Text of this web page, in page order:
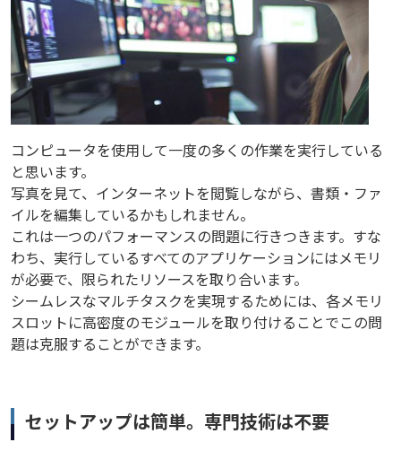
コンピュータを使用して一度の多くの作業を実行している
と思います。
写真を見て、インターネットを閲覧しながら、書類・ファ
イルを編集しているかもしれません。
これは一つのパフォーマンスの問題に行きつきます。すな
わち、実行しているすべてのアプリケーションにはメモリ
が必要で、限られたリソースを取り合います。
シームレスなマルチタスクを実現するためには、各メモリ
スロットに高密度のモジュールを取り付けることでこの問
題は克服することができます。
セットアップは簡単。専門技術は不要